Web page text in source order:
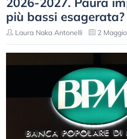
più bassi esagerata?
Laura Naka Antonelli 2